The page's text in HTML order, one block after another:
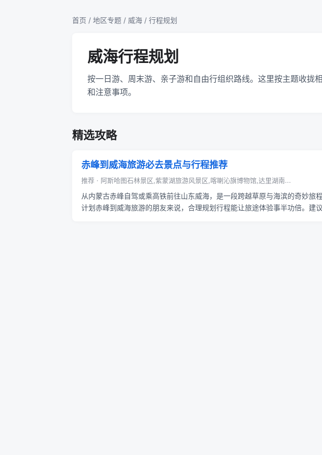
首页 / 地区专题 / 威海 / 行程规划
威海行程规划
按一日游、周末游、亲子游和自由行组织路线。这里按主题收拢
和注意事项。
精选攻略
赤峰到威海旅游必去景点与行程推荐
推荐 · 阿斯哈图石林景区,紫蒙湖旅游风景区,喀喇沁旗博物馆,达里湖南...
从内蒙古赤峰自驾或乘高铁前往山东威海，是一段跨越草原与海滨的奇妙
计划赤峰到威海旅游的朋友来说，合理规划行程能让旅途体验事半功倍。建